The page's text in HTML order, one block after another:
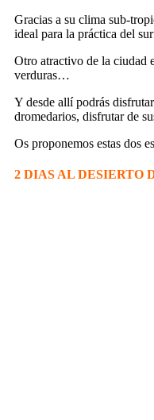
Gracias a su clima sub-
ideal para la práctica del
Otro atractivo de la ciudad
verduras…
Y desde allí podrás
dromedarios, disfrutar de
Os proponemos estas dos
2 DIAS AL DESIERTO